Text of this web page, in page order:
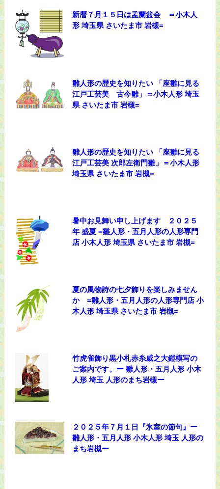
新暦７月１５日は盂蘭盆会 ＝小木人
形 埼玉県 さいたま市 岩槻=
雛人形の歴史を知りたい 「座雛に見る
江戸工芸美 古今雛」＝小木人形 埼玉
県 さいたま市 岩槻=
雛人形の歴史を知りたい 「座雛に見る
江戸工芸美 次郎左衛門雛」＝小木人形
埼玉県 さいたま市 岩槻=
暑中お見舞い申し上げます ２０２５
年 盛夏 =雛人形・五月人形の人形専門
店 小木人形 埼玉県 さいたま市 岩槻=
夏の風物詩の七夕飾りを楽しみません
か =雛人形・五月人形の人形専門店 小
木人形 埼玉県 さいたま市 岩槻=
竹虎雀飾り黒小札赤糸威之大鎧模写の
ご案内です。ー 雛人形・五月人形 小木
人形 埼玉 人形のまち岩槻ー
２０２５年７月１日『氷室の節句』ー
雛人形・五月人形 小木人形 埼玉 人形の
まち岩槻ー